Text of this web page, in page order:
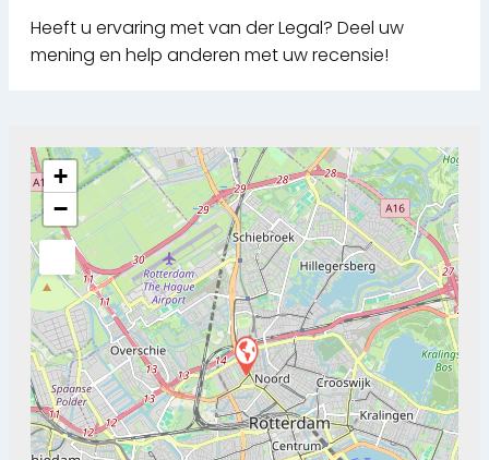
Heeft u ervaring met van der Legal? Deel uw
mening en help anderen met uw recensie!
+
−